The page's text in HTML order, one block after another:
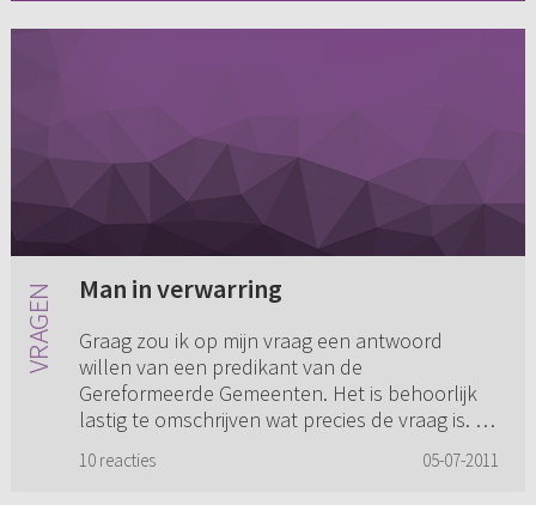
Man in verwarring
Graag zou ik op mijn vraag een antwoord
willen van een predikant van de
Gereformeerde Gemeenten. Het is behoorlijk
lastig te omschrijven wat precies de vraag is. Ik
10 reacties 05-07-2011